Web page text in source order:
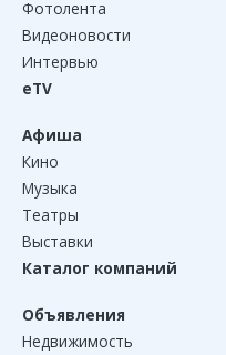
Фотолента
Видеоновости
Интервью
eTV
Афиша
Кино
Музыка
Театры
Выставки
Каталог компаний
Объявления
Недвижимость